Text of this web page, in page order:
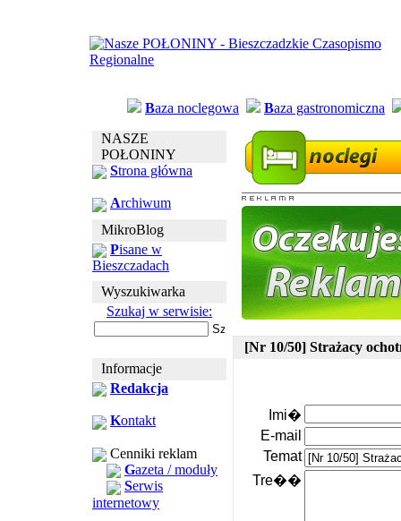
Baza noclegowa Baza gastronomiczna
NASZE
POŁONINY
Strona główna
Archiwum
MikroBlog
Pisane w
Bieszczadach
Wyszukiwarka
Szukaj w serwisie:
Informacje
Redakcja
Kontakt
Cenniki reklam
Gazeta / moduły
Serwis
internetowy
[Nr 10/50] Strażacy
Imi�
E-mail
Temat
Tre��